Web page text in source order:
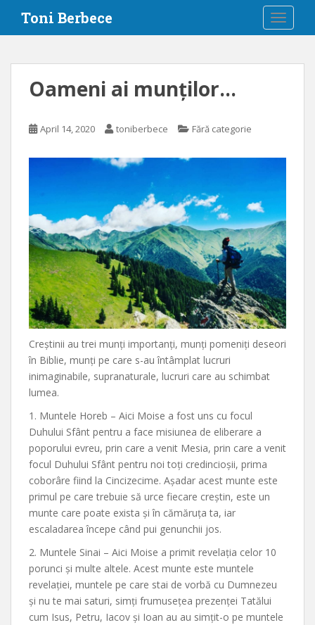
i
Toni Berbece
Oameni ai munților…
April 14, 2020 toniberbece Fără categorie
Creștinii au trei munți importanți, munți pomeniți deseori
în Biblie, munți pe care s-au întâmplat lucruri
inimaginabile, supranaturale, lucruri care au schimbat
lumea.
1. Muntele Horeb – Aici Moise a fost uns cu focul
Duhului Sfânt pentru a face misiunea de eliberare a
poporului evreu, prin care a venit Mesia, prin care a venit
focul Duhului Sfânt pentru noi toți credincioșii, prima
coborâre fiind la Cincizecime. Așadar acest munte este
primul pe care trebuie să urce fiecare creștin, este un
munte care poate exista și în cămăruța ta, iar
escaladarea începe când pui genunchii jos.
2. Muntele Sinai – Aici Moise a primit revelația celor 10
porunci și multe altele. Acest munte este muntele
revelației, muntele pe care stai de vorbă cu Dumnezeu
și nu te mai saturi, simți frumusețea prezenței Tatălui
cum Isus, Petru, Iacov și Ioan au au simțit-o pe muntele